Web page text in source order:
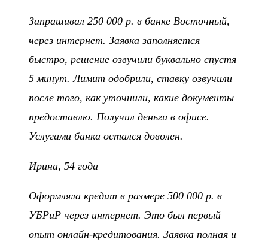
Запрашивал 250 000 р. в банке Восточный,
через интернет. Заявка заполняется
быстро, решение озвучили буквально спустя
5 минут. Лимит одобрили, ставку озвучили
после того, как уточнили, какие документы
предоставлю. Получил деньги в офисе.
Услугами банка остался доволен.
Ирина, 54 года
Оформляла кредит в размере 500 000 р. в
УБРиР через интернет. Это был первый
опыт онлайн-кредитования. Заявка полная и